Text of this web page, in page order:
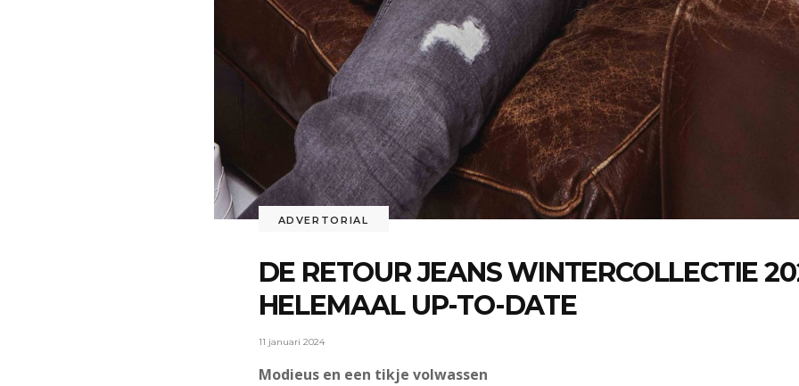
ADVERTORIAL
DE RETOUR JEANS WINTERCOLLECTIE
HELEMAAL UP-TO-DATE
11 januari 2024
Modieus en een tikje volwassen